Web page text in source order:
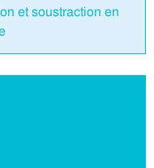
et soustraction en